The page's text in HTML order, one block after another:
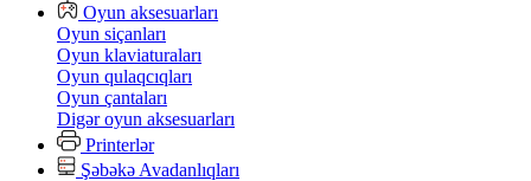
Oyun aksesuarları
Oyun siçanları
Oyun klaviaturaları
Oyun qulaqcıqları
Oyun çantaları
Digər oyun aksesuarları
Printerlər
Şəbəkə Avadanlıqları